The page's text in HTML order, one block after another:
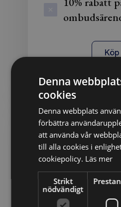
Köp
Plus
Flertalet
1 890
Per månad i
Denna
cookies
Denna webbplats
förbättra
att använda vår
till alla cookies i
cookiepolicy. Läs mer
Strikt
nödvändigt